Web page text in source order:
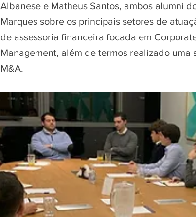
Albanese e Matheus Santos, ambos alumni
Marques sobre os principais setores de
de assessoria financeira focada em
Management, além de termos realizado uma
M&A.